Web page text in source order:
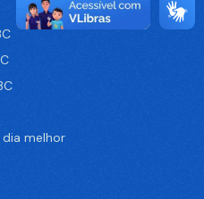
melhor